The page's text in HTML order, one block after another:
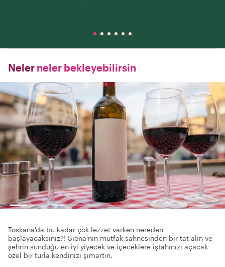
Neler neler bekleyebilirsin
Toskana'da bu kadar çok lezzet varken nereden
başlayacaksınız?! Siena'nın mutfak sahnesinden bir tat alın ve
şehrin sunduğu en iyi yiyecek ve içeceklere iştahınızı açacak
özel bir turla kendinizi şımartın.